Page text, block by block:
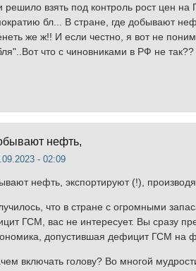
решило взять под контроль рост цен
бл... В стране, где добывают
же ж!! И если честно, я вот не
что с чиновниками в РФ не
нефть,
- 02:09
нефть, экспортируют (!),
что в стране с огромными
ГСМ, вас не интересует. Вы сразу
допустившая дефицит ГСМ на
включать голову? Во многой